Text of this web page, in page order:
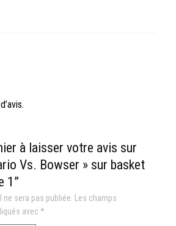
à laisser votre avis sur
Vs. Bowser » sur basket
1”
sera pas publiée.
Les champs
avec*